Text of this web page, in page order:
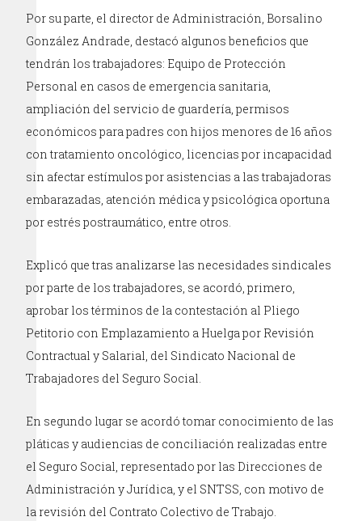
Por su parte, el director de Administración, Borsalino
González Andrade, destacó algunos beneficios que
tendrán los trabajadores: Equipo de Protección
Personal en casos de emergencia sanitaria,
ampliación del servicio de guardería, permisos
económicos para padres con hijos menores de 16 años
con tratamiento oncológico, licencias por incapacidad
sin afectar estímulos por asistencias a las trabajadoras
embarazadas, atención médica y psicológica oportuna
por estrés postraumático, entre otros.
Explicó que tras analizarse las necesidades sindicales
por parte de los trabajadores, se acordó, primero,
aprobar los términos de la contestación al Pliego
Petitorio con Emplazamiento a Huelga por Revisión
Contractual y Salarial, del Sindicato Nacional de
Trabajadores del Seguro Social.
En segundo lugar se acordó tomar conocimiento de las
pláticas y audiencias de conciliación realizadas entre
el Seguro Social, representado por las Direcciones de
Administración y Jurídica, y el SNTSS, con motivo de
la revisión del Contrato Colectivo de Trabajo.